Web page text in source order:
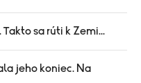
sa rúti k Zemi...
jeho koniec. Na